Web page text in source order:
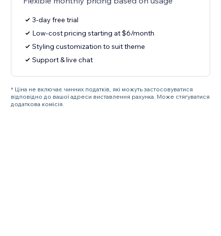
3-day free trial
Low-cost pricing starting at $6/month
Styling customization to suit theme
Support & live chat
* Ціна не включає чинних податків, які можуть застосовуватися
відповідно до вашої адреси виставлення рахунка. Може стягуватися
додаткова комісія.